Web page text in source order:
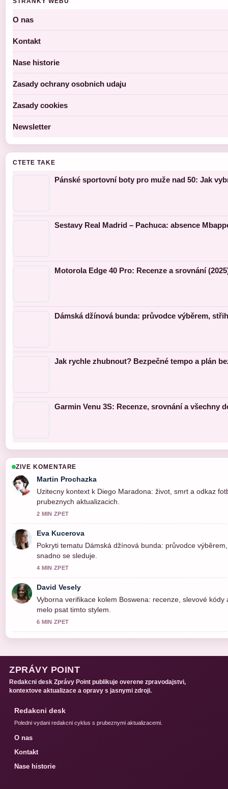
O nas
Kontakt
Nase historie
Zasady ochrany osobnich udaju
Zasady cookies
Newsletter
CTETE TAKE
Pánské sportovní boty pro muže nad 50: Jak
Sestavy Real Madrid – Pachuca: absence
Motorola Edge 40 Pro: Recenze a srovnání
Dámská džínová bunda: průvodce výběrem,
Jak rychle zhubnout? Bezpečné tempo a plán
Garmin Venu 3S: Recenze, srovnání a všechny
ZIVE KOMENTARE
Martin Prochazka
Uzitecny kontext k Diego Maradona: život, smrt a odkaz
prubeznych aktualizacich.
2 MIN ZPET
Eva Kucerova
Pokryti tematu Dámská džínová bunda: průvodce
snadno se sleduje.
4 MIN ZPET
David Vesely
Vyborna verifikace kolem Boswena: recenze, slevové
melo psat timto stylem.
6 MIN ZPET
ZPRÁVY POINT
Redakcni desk Zprávy Point publikuje overene zpravodajstvi,
kontextove aktualizace a opravy s jasnymi zdroji.
Redakcni desk
Poledni vydani redakcni cyklus s prubeznymi aktualizacemi.
O nas
Kontakt
Nase historie